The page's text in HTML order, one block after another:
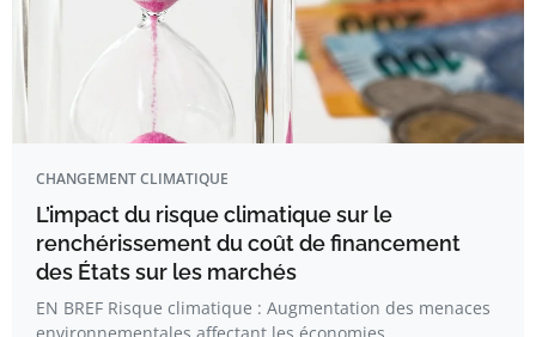
CHANGEMENT CLIMATIQUE
L’impact du risque climatique sur le
renchérissement du coût de financement
des États sur les marchés
EN BREF Risque climatique : Augmentation des menaces